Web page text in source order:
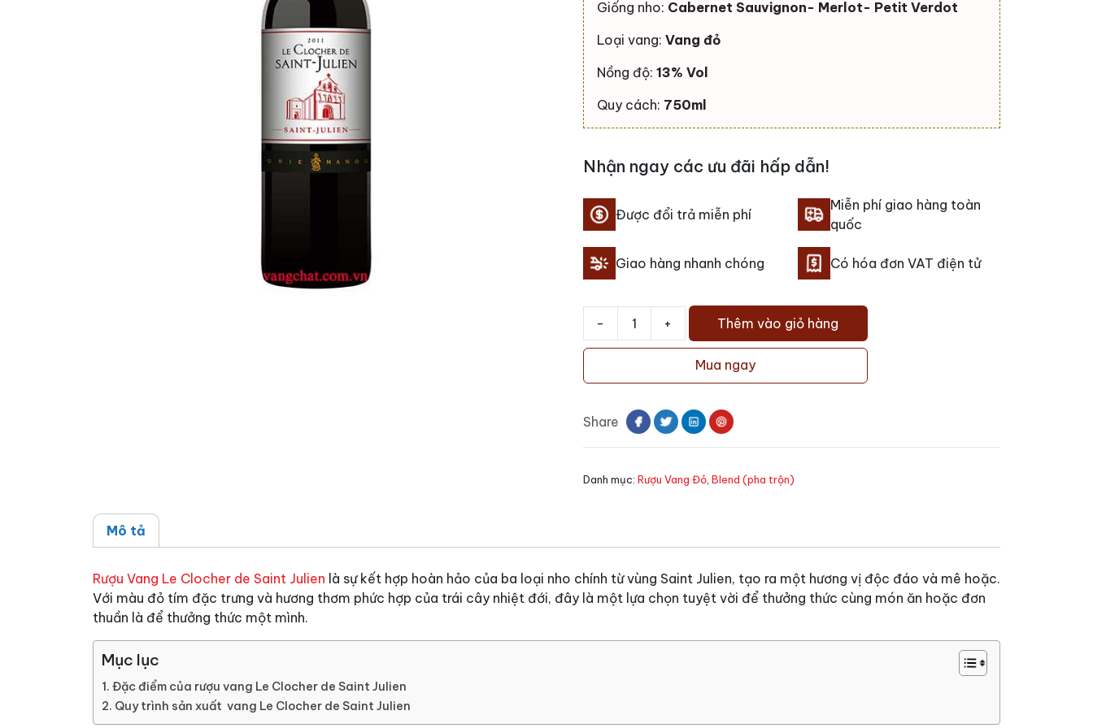
Giống nho: Cabernet Sauvignon- Merlot- Petit Verdot
Loại vang: Vang đỏ
Nồng độ: 13% Vol
Quy cách: 750ml
Nhận ngay các ưu đãi hấp dẫn!
Được đổi trả miễn phí
Miễn phí giao hàng toàn
quốc
Giao hàng nhanh chóng Có hóa đơn VAT điện tử
-
Vang
Saint
Julien
lượng
+ Thêm vào giỏ hàng
Mua ngay
Share
Danh mục: Rượu Vang Đỏ, Blend (pha trộn)
Mô tả
Rượu Vang Le Clocher de Saint Julien là sự kết hợp hoàn hảo của ba loại nho chính từ vùng Saint Julien, tạo ra một hương vị độc đáo và mê hoặc.
Với màu đỏ tím đặc trưng và hương thơm phức hợp của trái cây nhiệt đới, đây là một lựa chọn tuyệt vời để thưởng thức cùng món ăn hoặc đơn
thuần là để thưởng thức một mình.
Mục lục
Đặc điểm của rượu vang Le Clocher de Saint Julien
Quy trình sản xuất vang Le Clocher de Saint Julien